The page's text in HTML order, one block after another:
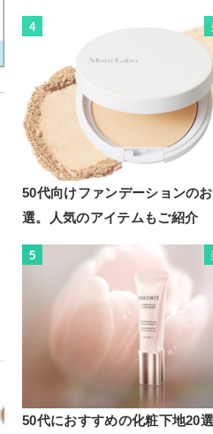
4
50代向けファンデーションの
選。人気のアイテムもご紹介
5
50代におすすめの化粧下地20